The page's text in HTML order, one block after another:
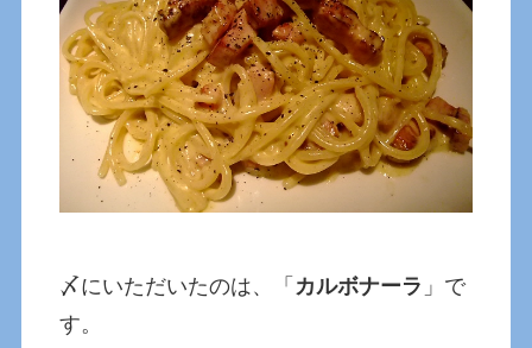
〆にいただいたのは、「 カルボナーラ 」で
す。